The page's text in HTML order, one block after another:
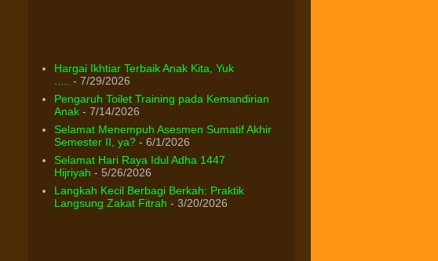
Hargai Ikhtiar Terbaik Anak Kita, Yuk
- 7/29/2026
Pengaruh Toilet Training pada Kemandirian
Anak- 7/14/2026
Selamat Menempuh Asesmen Sumatif Akhir
Semester II, ya?- 6/1/2026
Selamat Hari Raya Idul Adha 1447
Hijriyah - 5/26/2026
Langkah Kecil Berbagi Berkah: Praktik
Langsung Zakat Fitrah - 3/20/2026